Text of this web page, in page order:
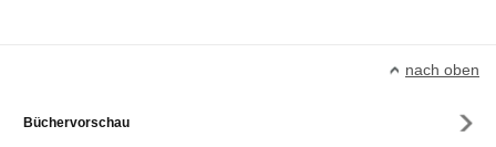
nach oben
Büchervorschau